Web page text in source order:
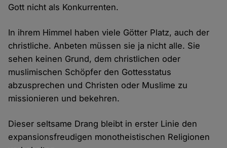
Gott nicht als Konkurrenten.
In ihrem Himmel haben viele Götter Platz, auch der
christliche. Anbeten müssen sie ja nicht alle. Sie
sehen keinen Grund, dem christlichen oder
muslimischen Schöpfer den Gottesstatus
abzusprechen und Christen oder Muslime zu
missionieren und bekehren.
Dieser seltsame Drang bleibt in erster Linie den
expansionsfreudigen monotheistischen Religionen